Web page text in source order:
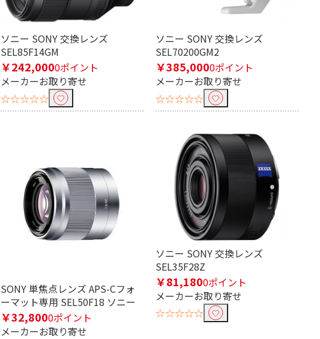
ソニー SONY 交換レンズ
SEL85F14GM
￥242,0000ポイント
メーカーお取り寄せ
☆☆☆☆☆
ソニー SONY 交換レンズ
SEL70200GM2
￥385,0000ポイント
メーカーお取り寄せ
☆☆☆☆☆
SONY 単焦点レンズ APS-Cフォ
ーマット専用 SEL50F18 ソニー
￥32,8000ポイント
メーカーお取り寄せ
ソニー SONY 交換レンズ
SEL35F28Z
￥81,1800ポイント
メーカーお取り寄せ
☆☆☆☆☆